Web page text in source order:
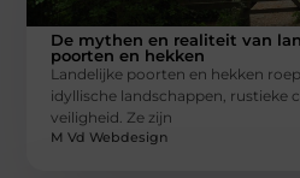
De mythen en realiteit van
poorten en hekken
Landelijke poorten en hekken
idyllische landschappen, rustieke
veiligheid. Ze zijn
M Vd Webdesign